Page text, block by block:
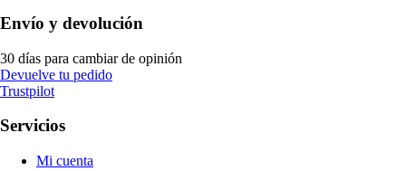
Envío y devolución
30 días para cambiar de opinión
Devuelve tu pedido
Trustpilot
Servicios
Mi cuenta